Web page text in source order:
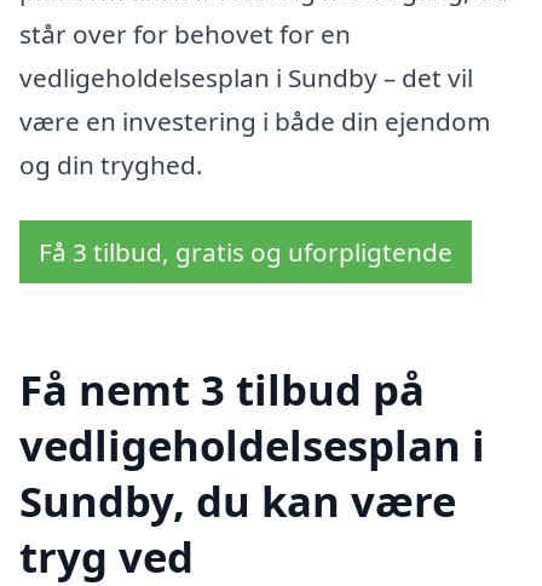
står over for behovet for en
vedligeholdelsesplan i Sundby – det vil
være en investering i både din ejendom
og din tryghed.
Få 3 tilbud, gratis og uforpligtende
Få nemt 3 tilbud på
vedligeholdelsesplan i
Sundby, du kan være
tryg ved